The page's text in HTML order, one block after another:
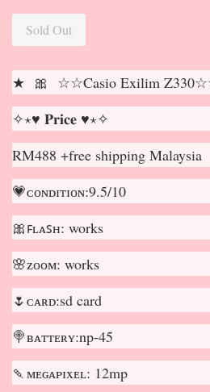
Sold Out
★ 🎀 ☆☆Casio Exilim
✧⋆♥ 𝐏𝐫𝐢𝐜𝐞 ♥⋆✧
RM488 +free shipping Malaysia
💗ᴄᴏɴᴅɪᴛɪᴏɴ:9.5/10
🎀ꜰʟᴀꜱʜ: works
🌸ᴢᴏᴏᴍ: works
🌷ᴄᴀʀᴅ:sd card
🍭ʙᴀᴛᴛᴇʀʏ:np-45
🍡ᴍᴇɢᴀᴘɪxᴇʟ: 12mp